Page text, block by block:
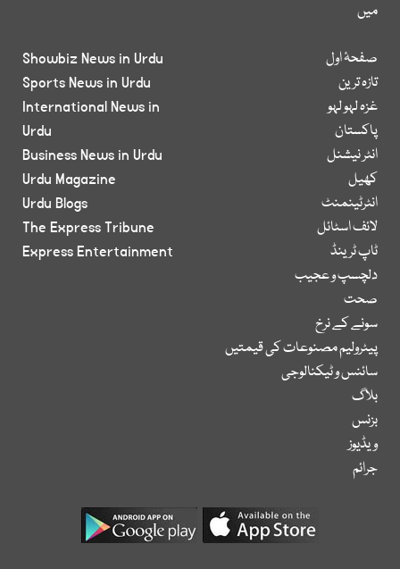
میں
صفحۂ اول
تازہ ترین
غزہ لہو لہو
پاکستان
انٹر نیشنل
کھیل
انٹرٹینمنٹ
لائف اسٹائل
ٹاپ ٹرینڈ
دلچسپ و عجیب
صحت
سونے کے نرخ
پیٹرولیم مصنوعات کی قیمتیں
سائنس و ٹیکنالوجی
بلاگ
بزنس
ویڈیوز
جرائم
Showbiz News in Urdu
Sports News in Urdu
International News in
Urdu
Business News in Urdu
Urdu Magazine
Urdu Blogs
The Express Tribune
Express Entertainment